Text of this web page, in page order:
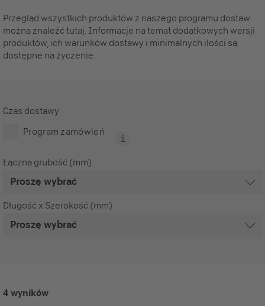
Przegląd wszystkich produktów z naszego programu dostaw
można znaleźć tutaj. Informacje na temat dodatkowych wersji
produktów, ich warunków dostawy i minimalnych ilości są
dostępne na życzenie.
Czas dostawy
Program zamówień
Łączna grubość (mm)
Długość x Szerokość (mm)
4 wyników